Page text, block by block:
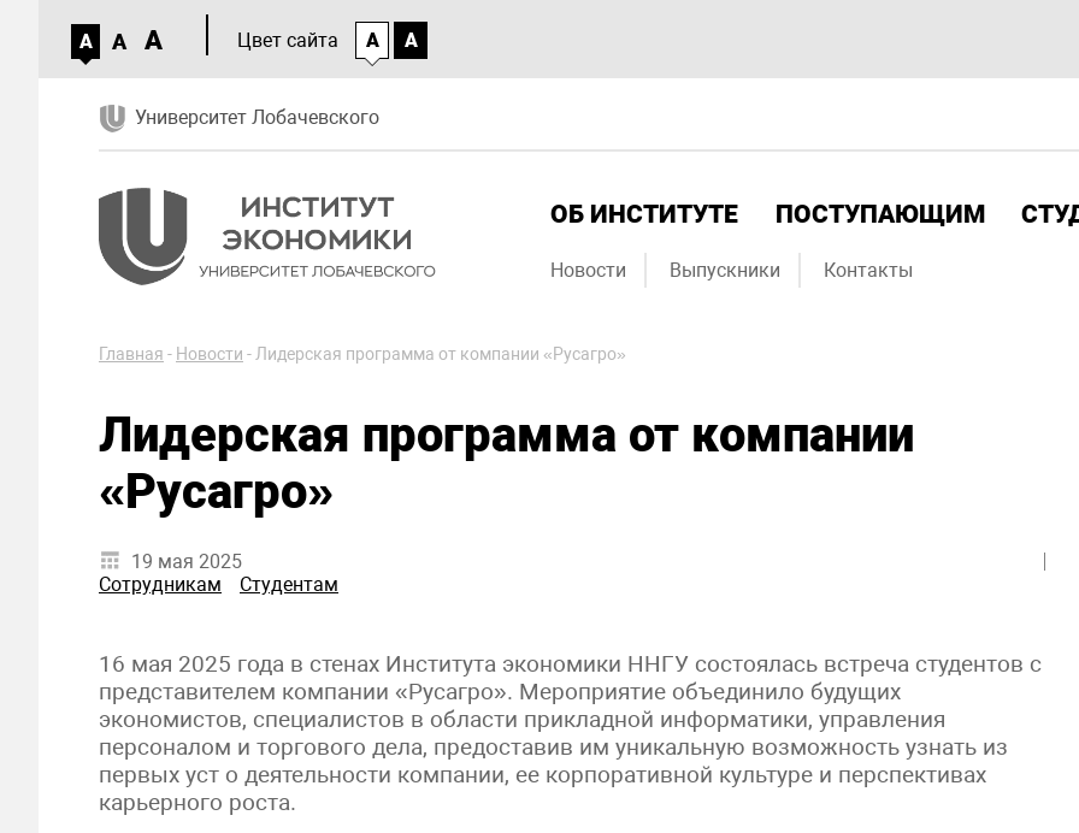
A A A Цвет сайта A A
Университет Лобачевского
ОБ ИНСТИТУТЕ ПОСТУПАЮЩИМ
Новости Выпускники Контакты
Главная - Новости -Лидерская программа от компании «Русагро»
Лидерская программа от компании
«Русагро»
19 мая 2025
Сотрудникам
Студентам
16 мая 2025 года в стенах Института экономики ННГУ состоялась встреча студентов с
представителем компании «Русагро». Мероприятие объединило будущих
экономистов, специалистов в области прикладной информатики, управления
персоналом и торгового дела, предоставив им уникальную возможность узнать из
первых уст о деятельности компании, ее корпоративной культуре и перспективах
карьерного роста.